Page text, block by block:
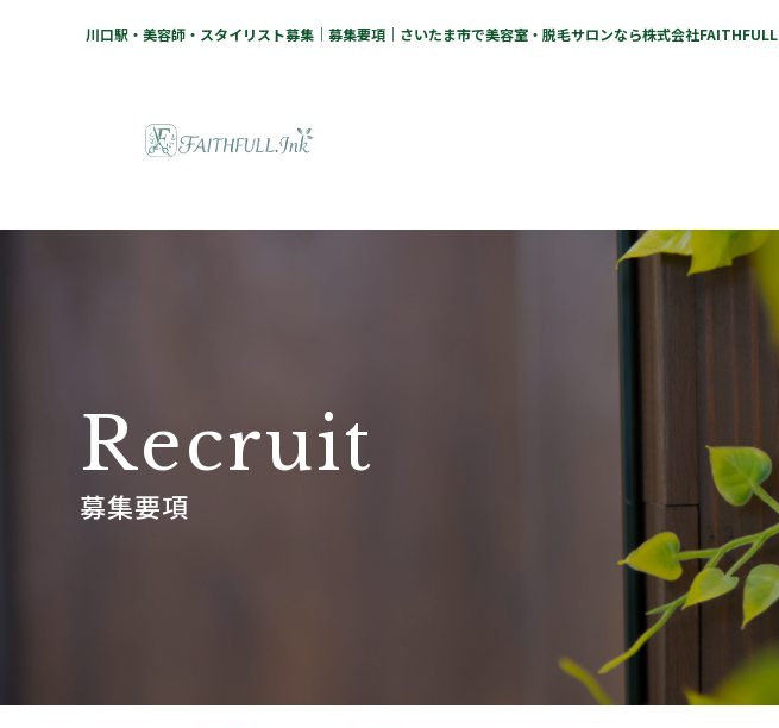
川口駅・美容師・スタイリスト募集｜募集要項｜さいたま市で美容室・脱毛サロンなら株式会社FAITHFULL
Recruit
募集要項